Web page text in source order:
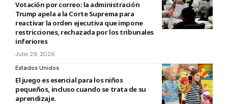
Votación por correo: la administración
Trump apela a la Corte Suprema para
reactivar la orden ejecutiva que impone
restricciones, rechazada por los tribunales
inferiores
Julio 29, 2026
Estados Unidos
El juego es esencial para los niños
pequeños, incluso cuando se trata de su
aprendizaje.